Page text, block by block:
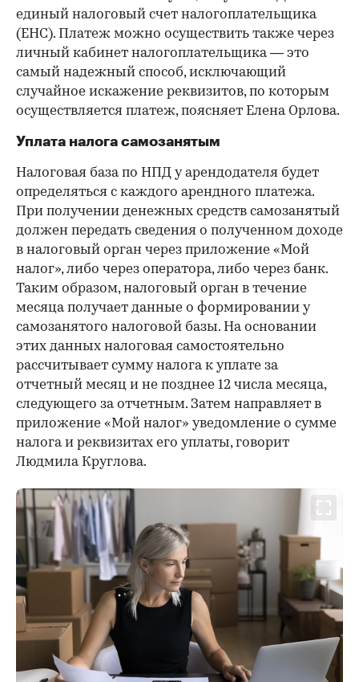
единый налоговый счет налогоплательщика
(ЕНС). Платеж можно осуществить также через
личный кабинет налогоплательщика — это
самый надежный способ, исключающий
случайное искажение реквизитов, по которым
осуществляется платеж, поясняет Елена Орлова.
Уплата налога самозанятым
Налоговая база по НПД у арендодателя будет
определяться с каждого арендного платежа.
При получении денежных средств самозанятый
должен передать сведения о полученном доходе
в налоговый орган через приложение «Мой
налог», либо через оператора, либо через банк.
Таким образом, налоговый орган в течение
месяца получает данные о формировании у
самозанятого налоговой базы. На основании
этих данных налоговая самостоятельно
рассчитывает сумму налога к уплате за
отчетный месяц и не позднее 12 числа месяца,
следующего за отчетным. Затем направляет в
приложение «Мой налог» уведомление о сумме
налога и реквизитах его уплаты, говорит
Людмила Круглова.